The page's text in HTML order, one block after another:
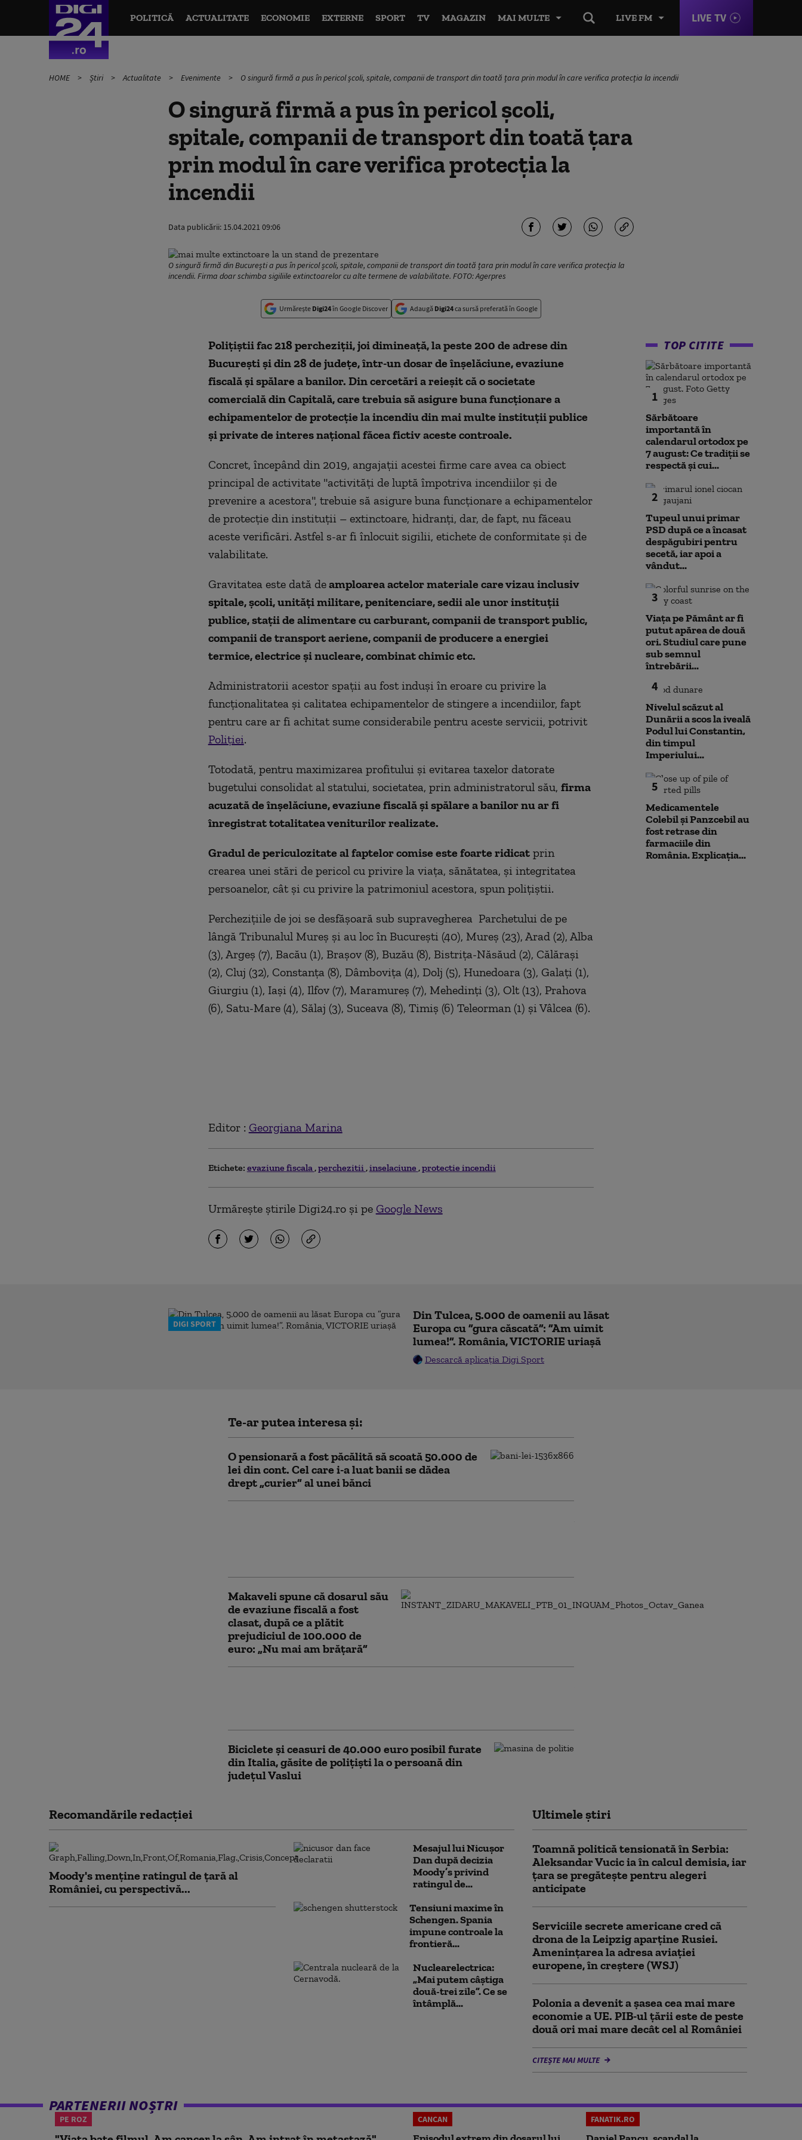
LIVE FM LIVE TV
POLITICĂ ACTUALITATE ECONOMIE EXTERNE SPORT TV MAGAZIN MAI MULTE
HOME Știri Actualitate Evenimente O singură firmă a pus în pericol școli, spitale, companii de transport din toată țara prin modul în care verifica protecția la incendii
O singură firmă a pus în pericol școli,
spitale, companii de transport din toată țara
prin modul în care verifica protecția la
incendii
Data publicării: 15.04.2021 09:06
O singură firmă din București a pus în pericol școli, spitale, companii de transport din toată țara prin modul în care verifica protecția la
incendii. Firma doar schimba sigiliile extinctoarelor cu alte termene de valabilitate. FOTO: Agerpres
Urmărește Digi24în Google Discover Adaugă Digi24ca sursă preferată în Google
Polițiștii fac 218 percheziții, joi dimineață, la peste 200 de adrese din
București și din 28 de județe, într-un dosar de înșelăciune, evaziune
fiscală și spălare a banilor. Din cercetări a reieșit că o societate
comercială din Capitală, care trebuia să asigure buna funcționare a
echipamentelor de protecție la incendiu din mai multe instituții publice
și private de interes național făcea fictiv aceste controale.
Concret, începând din 2019, angajații acestei firme care avea ca obiect
principal de activitate "activități de luptă împotriva incendiilor și de
prevenire a acestora", trebuie să asigure buna funcționare a echipamentelor
de protecție din instituții – extinctoare, hidranți, dar, de fapt, nu făceau
aceste verificări. Astfel s-ar fi înlocuit sigilii, etichete de conformitate și de
valabilitate.
Gravitatea este dată deamploarea actelor materiale care vizau inclusiv
spitale, școli, unități militare, penitenciare, sedii ale unor instituții
publice, stații de alimentare cu carburant, companii de transport public,
companii de transport aeriene, companii de producere a energiei
termice, electrice și nucleare, combinat chimic etc.
Administratorii acestor spații au fost induși în eroare cu privire la
funcționalitatea și calitatea echipamentelor de stingere a incendiilor, fapt
pentru care ar fi achitat sume considerabile pentru aceste servicii, potrivit
Poliției.
Totodată, pentru maximizarea profitului și evitarea taxelor datorate
bugetului consolidat al statului, societatea, prin administratorul său, firma
acuzată de înșelăciune, evaziune fiscală și spălare a banilor nu ar fi
înregistrat totalitatea veniturilor realizate.
Gradul de periculozitate al faptelor comise este foarte ridicatprin
crearea unei stări de pericol cu privire la viața, sănătatea, și integritatea
persoanelor, cât și cu privire la patrimoniul acestora, spun polițiștii.
Perchezițiile de joi se desfășoară sub supravegherea Parchetului de pe
lângă Tribunalul Mureș și au loc în București (40), Mureș (23), Arad (2), Alba
(3), Argeș (7), Bacău (1), Brașov (8), Buzău (8), Bistrița-Năsăud (2), Călărași
(2), Cluj (32), Constanța (8), Dâmbovița (4), Dolj (5), Hunedoara (3), Galați (1),
Giurgiu (1), Iași (4), Ilfov (7), Maramureș (7), Mehedinți (3), Olt (13), Prahova
(6), Satu-Mare (4), Sălaj (3), Suceava (8), Timiș (6) Teleorman (1) și Vâlcea (6).
Editor : Georgiana Marina
Etichete: evaziune fiscala perchezitii inselaciune protectie incendii
Urmărește știrile Digi24.ro și pe Google News
TOP CITITE
1
Sărbătoare
importantă în
calendarul ortodox pe
7 august: Ce tradiții se
respectă și cui...
2
Tupeul unui primar
PSD după ce a încasat
despăgubiri pentru
secetă, iar apoi a
vândut...
3
Viața pe Pământ ar fi
putut apărea de două
ori. Studiul care pune
sub semnul
întrebării...
4
Nivelul scăzut al
Dunării a scos la iveală
Podul lui Constantin,
din timpul
Imperiului...
5
Medicamentele
Colebil și Panzcebil au
fost retrase din
farmaciile din
România. Explicația...
DIGI SPORT
Din Tulcea, 5.000 de oamenii au lăsat
Europa cu ”gura căscată”: ”Am uimit
lumea!”. România, VICTORIE uriașă
Descarcă aplicația Digi Sport
Te-ar putea interesa și:
O pensionară a fost păcălită să scoată 50.000 de
lei din cont. Cel care i-a luat banii se dădea
drept „curier” al unei bănci
Makaveli spune că dosarul său
de evaziune fiscală a fost
clasat, după ce a plătit
prejudiciul de 100.000 de
euro: „Nu mai am brățară”
Biciclete şi ceasuri de 40.000 euro posibil furate
din Italia, găsite de polițiști la o persoană din
județul Vaslui
Recomandările redacţiei
Moody's menține ratingul de țară al
României, cu perspectivă...
Mesajul lui Nicușor
Dan după decizia
Moody’s privind
ratingul de...
Tensiuni maxime în
Schengen. Spania
impune controale la
frontieră...
Nuclearelectrica:
„Mai putem câștiga
două-trei zile”. Ce se
întâmplă...
Ultimele știri
Toamnă politică tensionată în Serbia:
Aleksandar Vucic ia în calcul demisia, iar
țara se pregătește pentru alegeri
anticipate
Serviciile secrete americane cred că
drona de la Leipzig aparține Rusiei.
Amenințarea la adresa aviației
europene, în creștere (WSJ)
Polonia a devenit a șasea cea mai mare
economie a UE. PIB-ul țării este de peste
două ori mai mare decât cel al României
CITEȘTE MAI MULTE
PARTENERII NOȘTRI
PE ROZ CANCAN FANATIK.RO